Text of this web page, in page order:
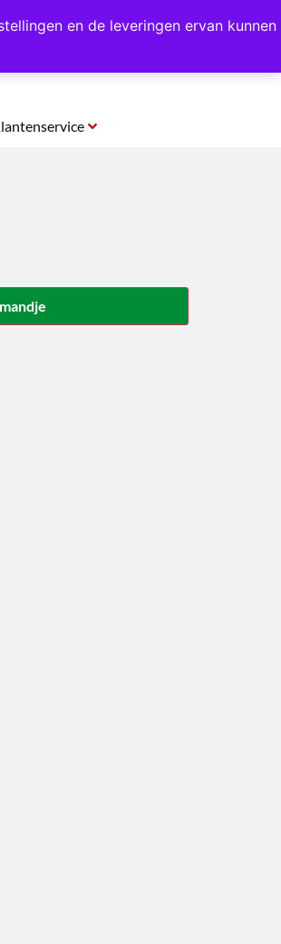
en de leveringen ervan kunnen